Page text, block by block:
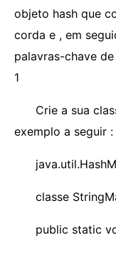
objeto hash que
corda e , em
palavras-chave
1
Crie a sua
exemplo a seguir :
classe
public static